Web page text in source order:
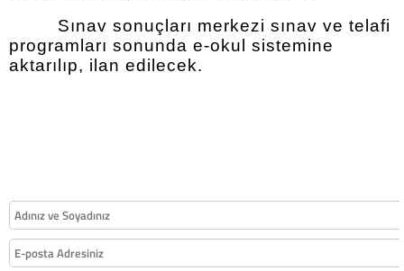
Sınav sonuçları merkezi sınav ve telafi
programları sonunda e-okul sistemine
aktarılıp, ilan edilecek.